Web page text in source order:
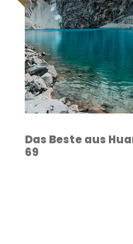
Das Beste aus
69